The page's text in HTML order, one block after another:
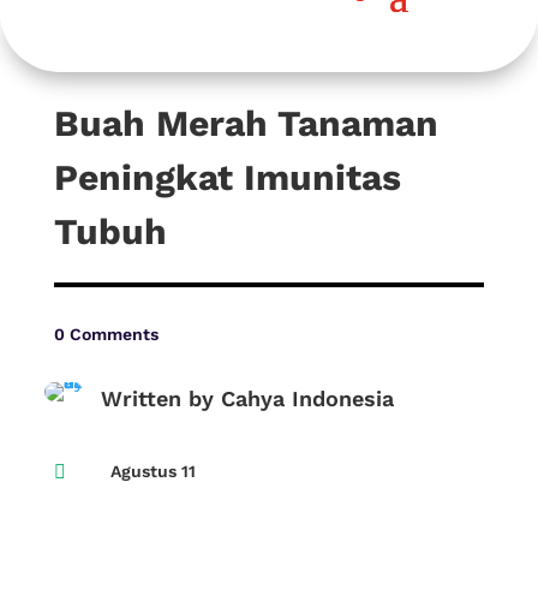
Buah Merah Tanaman
Peningkat Imunitas
Tubuh
0 Comments
Written by Cahya Indonesia
 Agustus 11